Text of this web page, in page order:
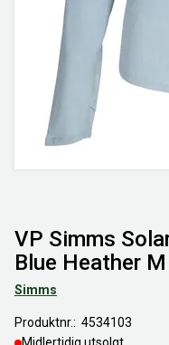
VP Simms
Blue Heather M
Simms
Produktnr.
4534103